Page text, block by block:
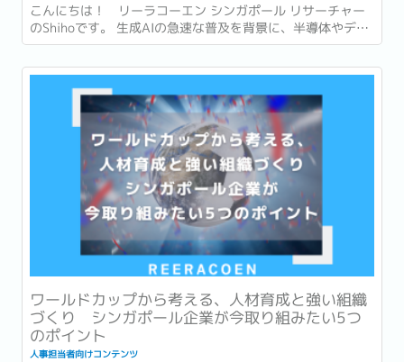
こんにちは！ リーラコーエン シンガポール リサーチャー
のShihoです。 生成AIの急速な普及を背景に、半導体やデー
タセンターへの投資も世界各地で急速に拡大しています。...
ワールドカップから考える、人材育成と強い組織
づくり シンガポール企業が今取り組みたい5つ
のポイント
人事担当者向けコンテンツ